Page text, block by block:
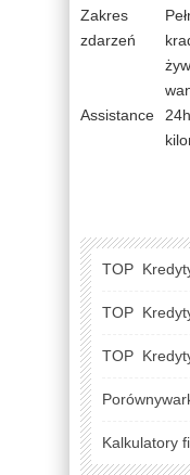
Zakres
zdarzeń
Assistance
TOP
TOP
TOP
Kalkulatory